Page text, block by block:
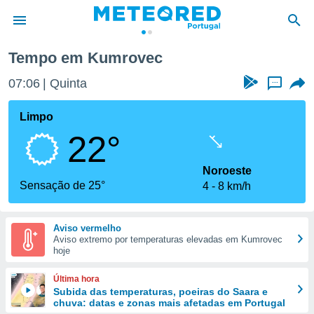
da
foi
fornecidas
a este
das
e
forma
digital
Tempo em Kumrovec
07:06 Quinta ...
Limpo
22°
Sensação de 25°
Noroeste
4
8 km/h
Aviso vermelho
Aviso extremo por temperaturas elevadas em Kumrovec
hoje
Última hora
Subida das temperaturas, poeiras do Saara e
chuva: datas e zonas mais afetadas em Portugal